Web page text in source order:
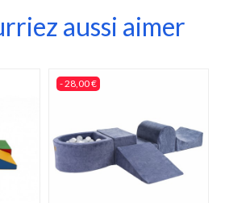
aussi aimer
- 28,00 €